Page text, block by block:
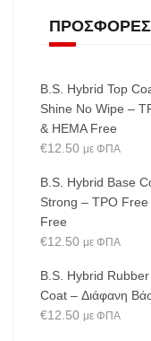
ΠΡΟΣΦΟΡΈΣ
B.S. Hybrid Top
Shine No Wipe –
& HEMA Free
€12.50 με ΦΠΑ
B.S. Hybrid Base
Strong – TPO Free
Free
€12.50 με ΦΠΑ
B.S. Hybrid
Coat – Διάφανη
€12.50 με ΦΠΑ